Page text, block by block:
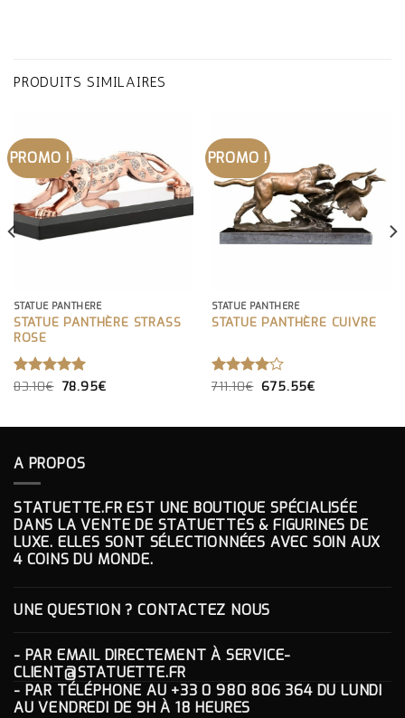
PRODUITS SIMILAIRES
PROMO !
STATUE PANTHÈRE
STATUE PANTHÈRE STRASS
ROSE
NOTE 5.00
83.10€ LE
83.10€.
78.95€LE
78.95€.
PROMO !
STATUE PANTHÈRE
STATUE PANTHÈRE CUIVRE
NOTE
711.10€ LE
711.10€.
675.55€LE
675.55€.
A PROPOS
STATUETTE.FR EST UNE BOUTIQUE SPÉCIALISÉE
DANS LA VENTE DE STATUETTES & FIGURINES DE
LUXE. ELLES SONT SÉLECTIONNÉES AVEC SOIN AUX
4 COINS DU MONDE.
UNE QUESTION ? CONTACTEZ NOUS
- PAR EMAIL DIRECTEMENT À SERVICE-
CLIENT@STATUETTE.FR
- PAR TÉLÉPHONE AU +33 0 980 806 364DU LUNDI
AU VENDREDI DE 9H À 18 HEURES